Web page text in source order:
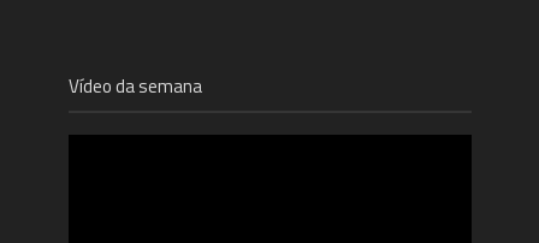
Vídeo da semana